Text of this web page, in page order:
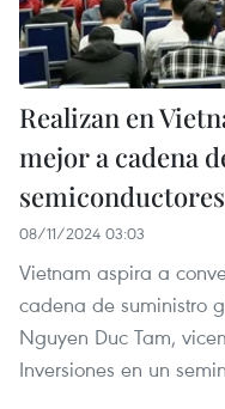
Realizan en
mejor a cadena
semiconductores
08/11/2024 03:03
Vietnam aspira a
cadena de suministro
Nguyen Duc Tam,
Inversiones en un